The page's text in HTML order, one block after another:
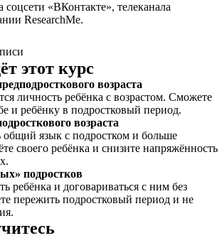
«ВКонтакте», телеканала
ResearchMe.
этот курс
возраста
личность ребёнка с возрастом. Сможете
и ребёнку в подростковый период.
возраста
общий язык с подростком и больше
своего ребёнка и снизите напряжённость
подростков
ребёнка и договариваться с ним без
пережить подростковый период и не